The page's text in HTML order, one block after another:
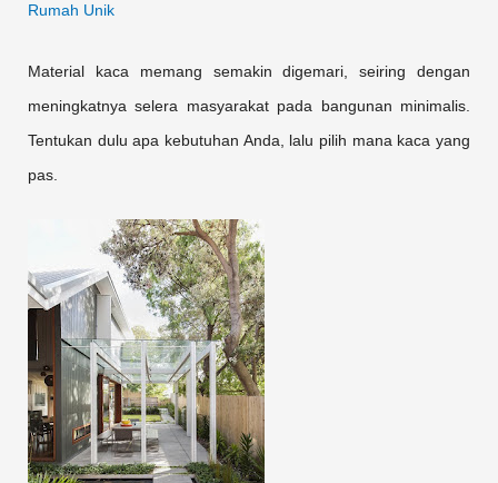
Rumah Unik
Material kaca memang semakin digemari, seiring dengan
meningkatnya selera masyarakat pada bangunan minimalis.
Tentukan dulu apa kebutuhan Anda, lalu pilih mana kaca yang
pas.